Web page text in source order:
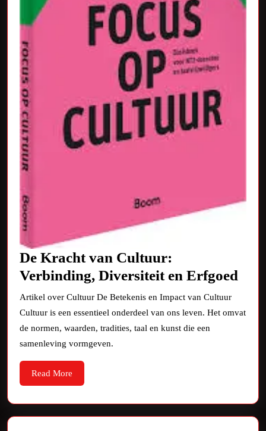
De Kracht van Cultuur:
Verbinding, Diversiteit en Erfgoed
van
Artikel over Cultuur De Betekenis en Impact van Cultuur
Cultuur is een essentieel onderdeel van ons leven. Het omvat
de normen, waarden, tradities, taal en kunst die een
samenleving vormgeven.
Read More
More